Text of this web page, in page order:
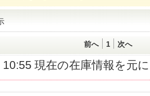
前へ 1 次へ
現在の在庫情報を元